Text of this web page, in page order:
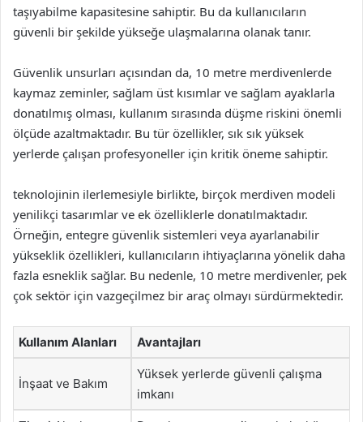
taşıyabilme kapasitesine sahiptir. Bu da kullanıcıların
güvenli bir şekilde yükseğe ulaşmalarına olanak tanır.
Güvenlik unsurları açısından da, 10 metre merdivenlerde
kaymaz zeminler, sağlam üst kısımlar ve sağlam ayaklarla
donatılmış olması, kullanım sırasında düşme riskini önemli
ölçüde azaltmaktadır. Bu tür özellikler, sık sık yüksek
yerlerde çalışan profesyoneller için kritik öneme sahiptir.
teknolojinin ilerlemesiyle birlikte, birçok merdiven modeli
yenilikçi tasarımlar ve ek özelliklerle donatılmaktadır.
Örneğin, entegre güvenlik sistemleri veya ayarlanabilir
yükseklik özellikleri, kullanıcıların ihtiyaçlarına yönelik daha
fazla esneklik sağlar. Bu nedenle, 10 metre merdivenler, pek
çok sektör için vazgeçilmez bir araç olmayı sürdürmektedir.
Kullanım Alanları Avantajları
İnşaat ve Bakım
Yüksek yerlerde güvenli çalışma
imkanı